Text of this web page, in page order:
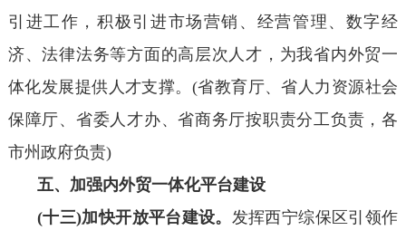
引进工作，积极引进市场营销、经营管理、数字经
济、法律法务等方面的高层次人才，为我省内外贸一
体化发展提供人才支撑。(省教育厅、省人力资源社会
保障厅、省委人才办、省商务厅按职责分工负责，各
市州政府负责)
五、加强内外贸一体化平台建设
(十三)加快开放平台建设。 发挥西宁综保区引领作